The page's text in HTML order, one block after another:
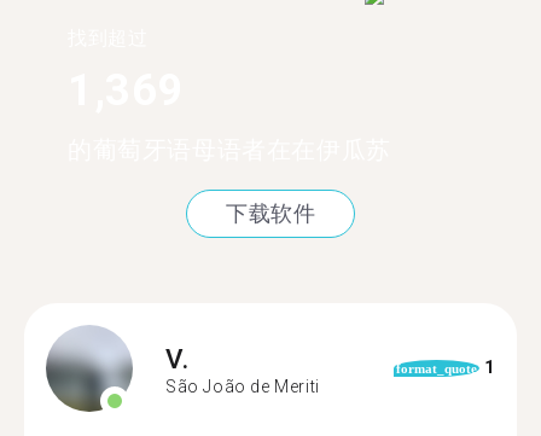
下载软件
V.
São João de Meriti
format_quote 1